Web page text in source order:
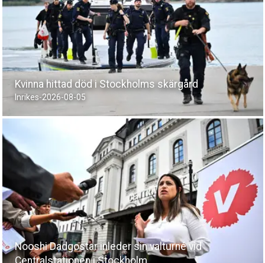
Kvinna hittad död i Stockholms skärgård
Inrikes-2026-08-05
Nooshi Dadgostar inleder sin valturné vid
Centralstationen i Stockholm